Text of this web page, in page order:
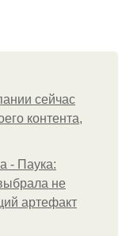
сейчас
контента,
- Паука:
не
артефакт